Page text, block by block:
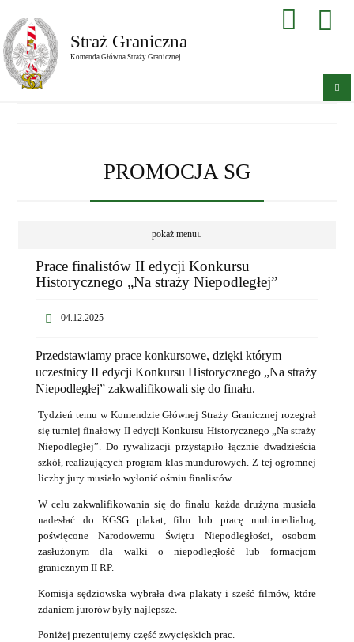
Straż Graniczna
Komenda Główna Straży Granicznej
PROMOCJA SG
pokaż menu
Prace finalistów II edycji Konkursu
Historycznego „Na straży Niepodległej”
04.12.2025
Przedstawiamy prace konkursowe, dzięki którym
uczestnicy II edycji Konkursu Historycznego „Na straży
Niepodległej” zakwalifikowali się do finału.
Tydzień temu w Komendzie Głównej Straży Granicznej rozegrał
się turniej finałowy II edycji Konkursu Historycznego „Na straży
Niepodległej”. Do rywalizacji przystąpiło łącznie dwadzieścia
szkół, realizujących program klas mundurowych. Z tej ogromnej
liczby jury musiało wyłonić ośmiu finalistów.
W celu zakwalifikowania się do finału każda drużyna musiała
nadesłać do KGSG plakat, film lub pracę multimedialną,
poświęcone Narodowemu Świętu Niepodległości, osobom
zasłużonym dla walki o niepodległość lub formacjom
granicznym II RP.
Komisja sędziowska wybrała dwa plakaty i sześć filmów, które
zdaniem jurorów były najlepsze.
Poniżej prezentujemy część zwycięskich prac.